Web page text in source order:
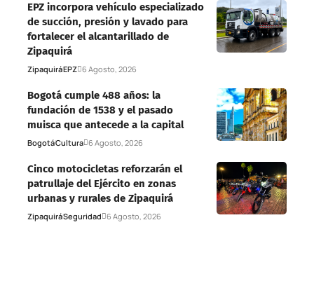
EPZ incorpora vehículo especializado
de succión, presión y lavado para
fortalecer el alcantarillado de
Zipaquirá
ZipaquiráEPZ 6 Agosto, 2026
Bogotá cumple 488 años: la
fundación de 1538 y el pasado
muisca que antecede a la capital
BogotáCultura 6 Agosto, 2026
Cinco motocicletas reforzarán el
patrullaje del Ejército en zonas
urbanas y rurales de Zipaquirá
ZipaquiráSeguridad 6 Agosto, 2026